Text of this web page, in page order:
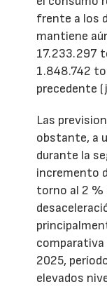
frente a los
mantiene
17.233.297
1.848.742
precedente
Las
obstante, a
durante la
incremento
torno al 2 %
comparativa
2025,
elevados